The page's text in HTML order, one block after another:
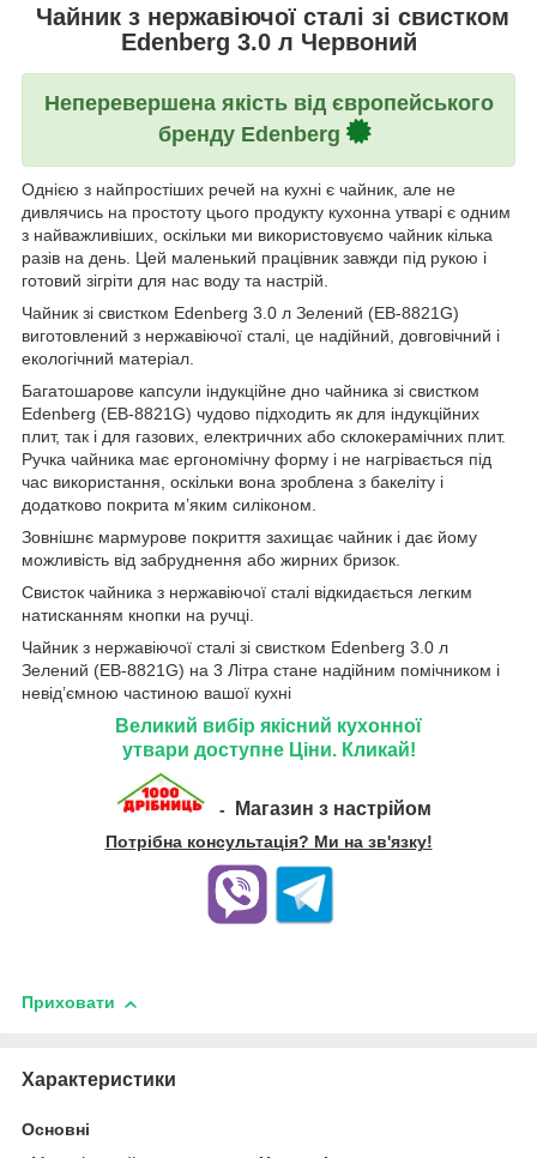
Чайник з нержавіючої сталі зі свистком
Edenberg 3.0 л Червоний
Неперевершена якість від європейського
бренду Edenberg
Однією з найпростіших речей на кухні є чайник, але не
дивлячись на простоту цього продукту кухонна утварі є одним
з найважливіших, оскільки ми використовуємо чайник кілька
разів на день. Цей маленький працівник завжди під рукою і
готовий зігріти для нас воду та настрій.
Чайник зі свистком Edenberg 3.0 л Зелений (EB-8821G)
виготовлений з нержавіючої сталі, це надійний, довговічний і
екологічний матеріал.
Багатошарове капсули індукційне дно чайника зі свистком
Edenberg (EB-8821G) чудово підходить як для індукційних
плит, так і для газових, електричних або склокерамічних плит.
Ручка чайника має ергономічну форму і не нагрівається під
час використання, оскільки вона зроблена з бакеліту і
додатково покрита м’яким силіконом.
Зовнішнє мармурове покриття захищає чайник і дає йому
можливість від забруднення або жирних бризок.
Свисток чайника з нержавіючої сталі відкидається легким
натисканням кнопки на ручці.
Чайник з нержавіючої сталі зі свистком Edenberg 3.0 л
Зелений (EB-8821G) на 3 Літра стане надійним помічником і
невід’ємною частиною вашої кухні
Великий вибір якісний кухонної
утвари доступне Ціни. Кликай!
- Магазин з настрійом
Потрібна консультація? Ми на зв'язку!
Приховати
Характеристики
Основні